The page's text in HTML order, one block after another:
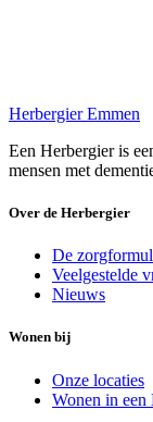
Herbergier Emmen
Een Herbergier is
mensen met
Over de Herbergier
De
Veelgestelde
Nieuws
Wonen bij
Onze locaties
Wonen in een